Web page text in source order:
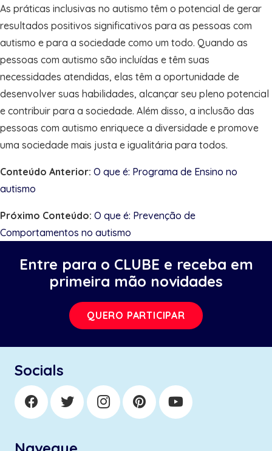
As práticas inclusivas no autismo têm o potencial de gerar
resultados positivos significativos para as pessoas com
autismo e para a sociedade como um todo. Quando as
pessoas com autismo são incluídas e têm suas
necessidades atendidas, elas têm a oportunidade de
desenvolver suas habilidades, alcançar seu pleno potencial
e contribuir para a sociedade. Além disso, a inclusão das
pessoas com autismo enriquece a diversidade e promove
uma sociedade mais justa e igualitária para todos.
Conteúdo Anterior: O que é: Programa de Ensino no
autismo
Próximo Conteúdo: O que é: Prevenção de
Comportamentos no autismo
Entre para o CLUBE e receba em
primeira mão novidades
QUERO PARTICIPAR
Socials